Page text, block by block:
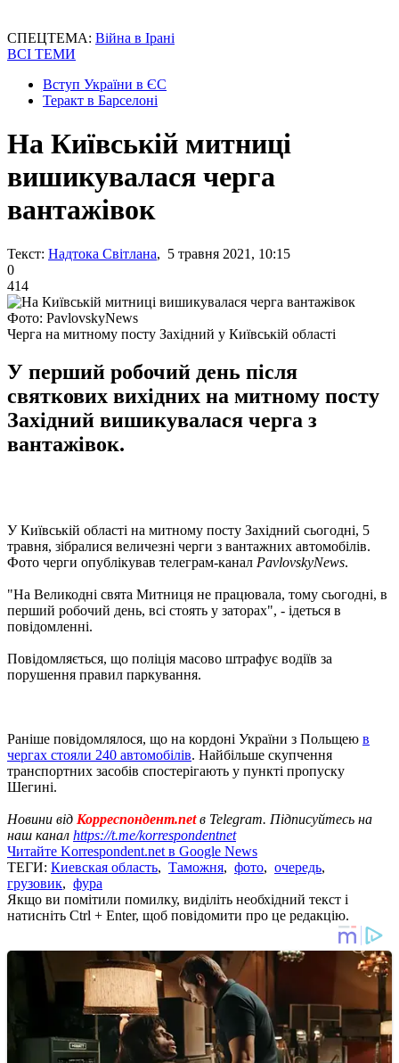
СПЕЦТЕМА: Війна в Ірані
ВСІ ТЕМИ
Вступ України в ЄС
Теракт в Барселоні
На Київській митниці
вишикувалася черга
вантажівок
Текст: Надтока Світлана, 5 травня 2021, 10:15
0
414
Фото: PavlovskyNews
Черга на митному посту Західний у Київській області
У перший робочий день після
святкових вихідних на митному посту
Західний вишикувалася черга з
вантажівок.
У Київській області на митному посту Західний сьогодні, 5
травня, зібралися величезні черги з вантажних автомобілів.
Фото черги опублікував телеграм-канал PavlovskyNews.
"На Великодні свята Митниця не працювала, тому сьогодні, в
перший робочий день, всі стоять у заторах", - ідеться в
повідомленні.
Повідомляється, що поліція масово штрафує водіїв за
порушення правил паркування.
Раніше повідомлялося, що на кордоні України з Польщею в
чергах стояли 240 автомобілів. Найбільше скупчення
транспортних засобів спостерігають у пункті пропуску
Шегині.
Новини від Корреспондент.netв Telegram. Підписуйтесь на
наш канал https://t.me/korrespondentnet
Читайте Korrespondent.net в Google News
ТЕГИ: Киевская область, Таможня, фото, очередь,
грузовик, фура
Якщо ви помітили помилку, виділіть необхідний текст і
натисніть Ctrl + Enter, щоб повідомити про це редакцію.